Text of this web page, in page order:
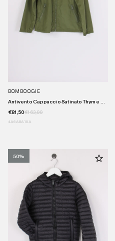
BOMBOOGIE
Antivento Cappuccio Satinato Thyme ...
€81,50€163,00
4A6A8A 10A
50%